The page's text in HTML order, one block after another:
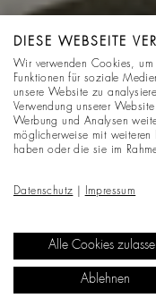
DIESE WEBSEITE
Wir verwenden Cookies,
Funktionen für soziale
unsere Website zu
Verwendung unserer
Werbung und Analysen
möglicherweise mit
haben oder die sie im
Datenschutz Impressum
Alle Cookies
Ablehnen